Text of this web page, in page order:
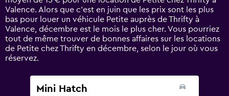
1
Y
axis
displaying
values.
Range:
0
Valence. Alors que c’est en juin que les prix sont les plus
bas pour louer un véhicule Petite auprès de Thrifty à
Valence, décembre est le mois le plus cher. Vous pourriez
tout de même trouver de bonnes affaires sur les locations
de Petite chez Thrifty en décembre, selon le jour où vous
réservez.
Mini Hatch